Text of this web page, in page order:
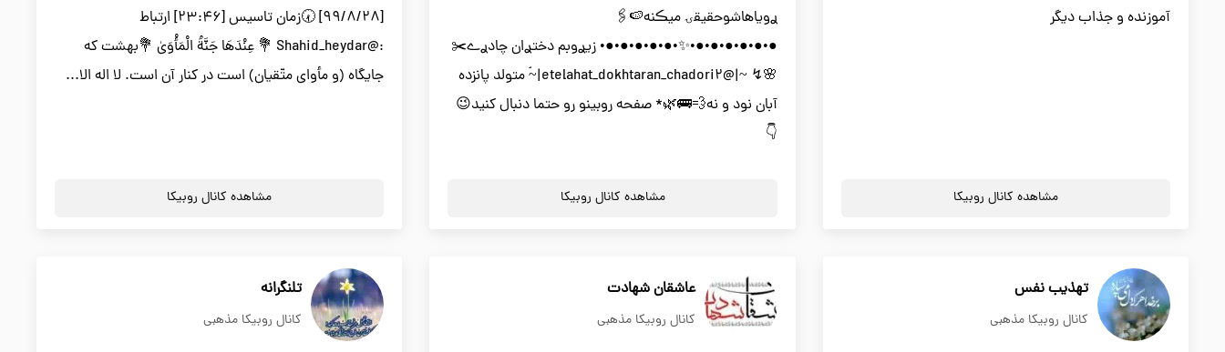
آموزنده و جذاب دیگر
مشاهده کانال روبیکا
ࢪویاهاشوحقیقۍ میڪنه🍉🖇
●•●•●•●•●•●•✨•●•●•●•●•●• زیࢪوبم دختࢪان چادࢪے✂️
🌸↯ ~|@etelahat_dokhtaran_chadori2|~ۘ متولد پانزده
آبان نود و نه💨🚌🌿* صفحه روبینو رو حتما دنبال کنید😉
👇
مشاهده کانال روبیکا
[۹۹/۸/۲۸] 🕢زمان تاسیس [۲۳:۴۶] ارتباط
:@Shahid_heydar 💐 عِنْدَهَا جَنَّةُ الْمَأْوَىٰ 💐بهشت که
جایگاه (و مأوای متّقیان) است در کنار آن است. لا اله الا...
مشاهده کانال روبیکا
تهذیب نفس
کانال روبیکا مذهبی
عاشقان شهادت
کانال روبیکا مذهبی
تلنگرانه
کانال روبیکا مذهبی